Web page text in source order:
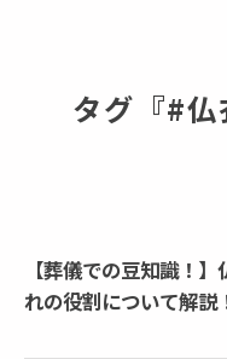
タグ『#仏
【葬儀での豆知識！
れの役割について解説